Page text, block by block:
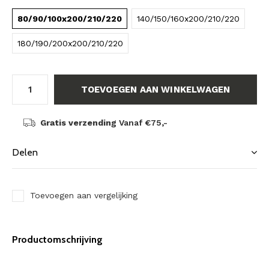
80/90/100x200/210/220 140/150/160x200/210/220
180/190/200x200/210/220
TOEVOEGEN AAN WINKELWAGEN
Gratis verzending Vanaf €75,-
Delen
Toevoegen aan vergelijking
Productomschrijving